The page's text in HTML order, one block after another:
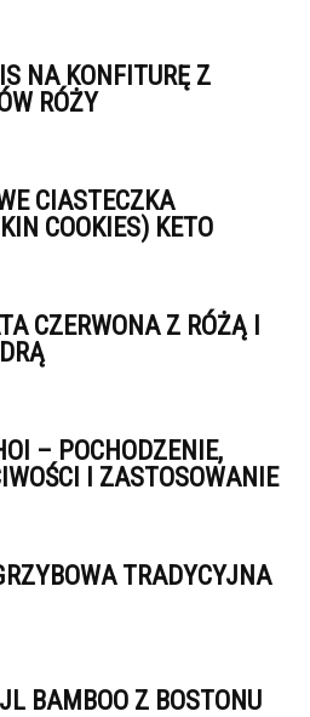
NA KONFITURĘ Z
RÓŻY
CIASTECZKA
COOKIES) KETO
CZERWONA Z RÓŻĄ I
– POCHODZENIE,
I ZASTOSOWANIE
TRADYCYJNA
BAMBOO Z BOSTONU